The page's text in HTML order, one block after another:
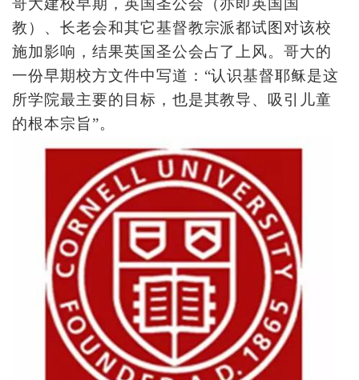
哥大建校早期，英国圣公会（亦即英国国
教）、长老会和其它基督教宗派都试图对该校
施加影响，结果英国圣公会占了上风。哥大的
一份早期校方文件中写道：“认识基督耶稣是这
所学院最主要的目标，也是其教导、吸引儿童
的根本宗旨”。